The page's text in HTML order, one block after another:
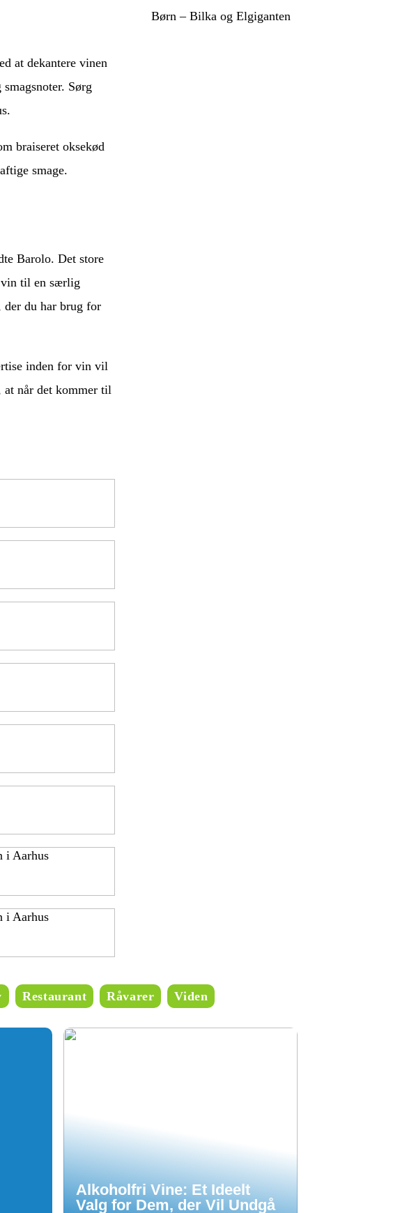
at dekantere vinen
Sørg
braiseret oksekød
smage.
Barolo. Det store
vin til en særlig
du har brug for
inden for vin vil
at når det kommer til
Børn – Bilka og Elgiganten
Restaurant Råvarer Viden
Alkoholfri Vine: Et Ideelt
Valg for Dem, der Vil Undgå